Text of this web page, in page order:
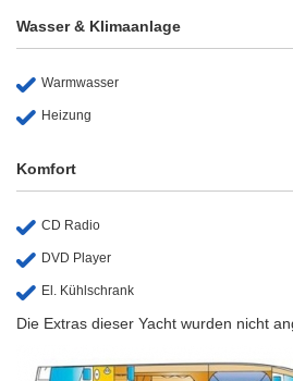
Wasser & Klimaanlage
Warmwasser
Heizung
Komfort
CD Radio
DVD Player
El. Kühlschrank
Die Extras dieser Yacht wurden nicht